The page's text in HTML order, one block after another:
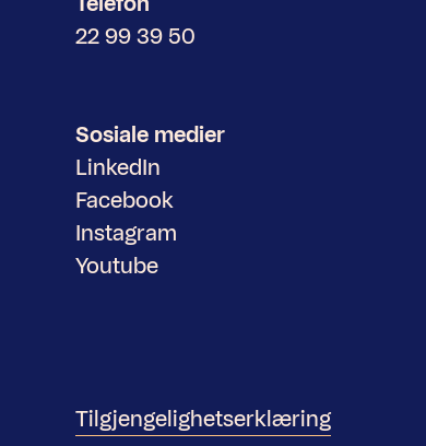
22 99 39 50
Sosiale medier
LinkedIn
Facebook
Instagram
Youtube
Tilgjengelighetserklæring